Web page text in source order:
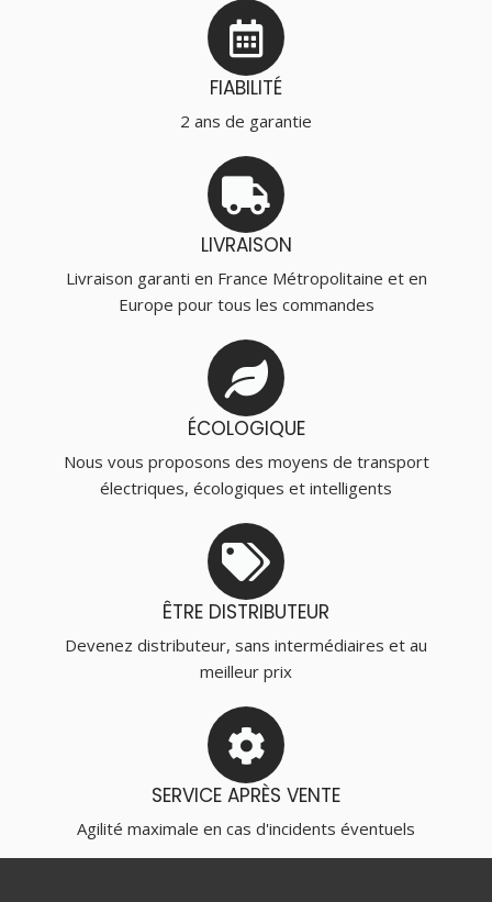
FIABILITÉ
2 ans de garantie
LIVRAISON
Livraison garanti en France Métropolitaine et en
Europe pour tous les commandes
ÉCOLOGIQUE
Nous vous proposons des moyens de transport
électriques, écologiques et intelligents
ÊTRE DISTRIBUTEUR
Devenez distributeur, sans intermédiaires et au
meilleur prix
SERVICE APRÈS VENTE
Agilité maximale en cas d'incidents éventuels